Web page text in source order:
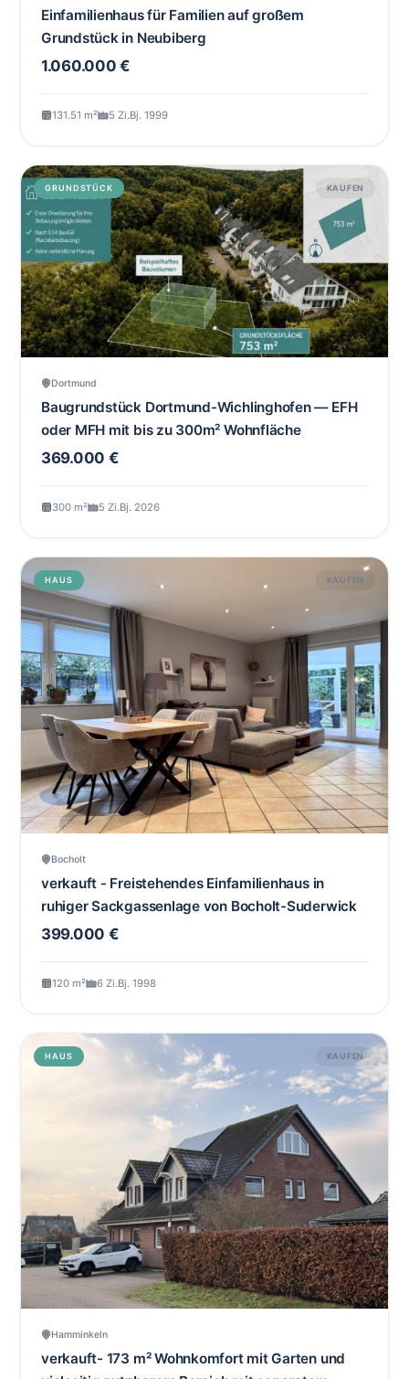
Einfamilienhaus für Familien auf großem
Grundstück in Neubiberg
1.060.000 €
131.51 m² 5 Zi.Bj. 1999
GRUNDSTÜCK KAUFEN
Dortmund
Baugrundstück Dortmund-Wichlinghofen — EFH
oder MFH mit bis zu 300m² Wohnfläche
369.000 €
300 m² 5 Zi.Bj. 2026
HAUS KAUFEN
Bocholt
verkauft - Freistehendes Einfamilienhaus in
ruhiger Sackgassenlage von Bocholt-Suderwick
399.000 €
120 m² 6 Zi.Bj. 1998
HAUS KAUFEN
Hamminkeln
verkauft- 173 m² Wohnkomfort mit Garten und